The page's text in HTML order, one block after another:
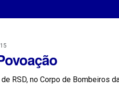
RSD, no Corpo de Bombeiros